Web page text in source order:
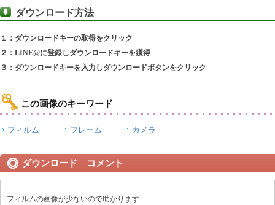
ダウンロード方法
１：ダウンロードキーの取得をクリック
２：LINE@に登録しダウンロードキーを獲得
３：ダウンロードキーを入力しダウンロードボタンをクリック
この画像のキーワード
フィルム フレーム カメラ
ダウンロード コメント
フィルムの画像が少ないので助かります